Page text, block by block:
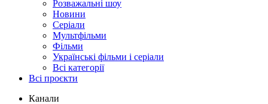
Розважальні шоу
Новини
Серіали
Мультфільми
Фільми
Українські фільми і серіали
Всі категорії
Всі проєкти
Канали